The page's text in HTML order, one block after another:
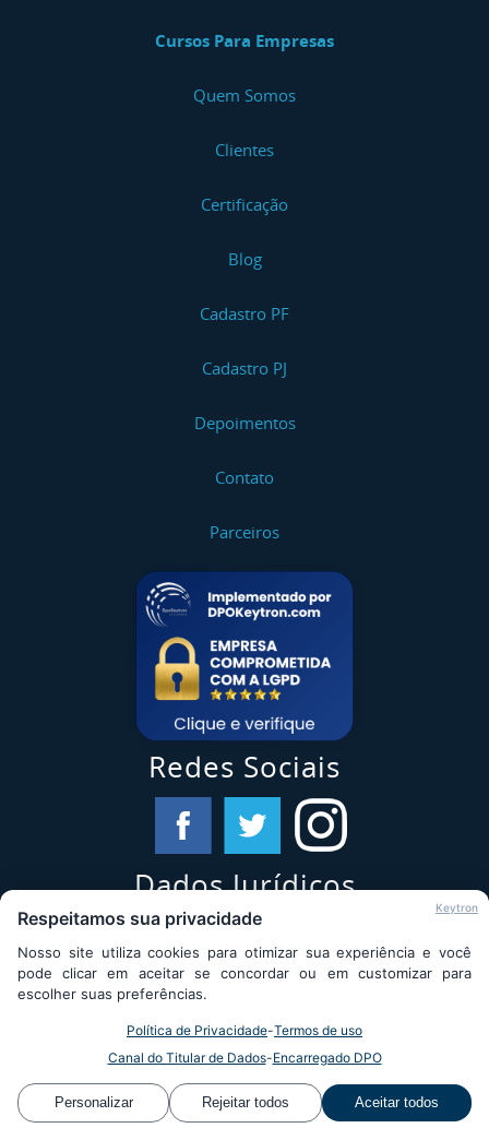
Trabalho PEMT - Reciclagem
Curso NR 20 Iniciação
Curso NR 20 Específico
Curso Segurança Na Exposição Ocupacional Ao
Curso NR 34 Trabalho Na Indústria Da
Construção, Reparação E Desmonte Naval -
Curso NR 34 Trabalho Na Indústria Da
Construção, Reparação E Desmonte Naval -
Curso NR 34 Observador De Trabalhos A Quente
Com Solda, Maçarico E Máquinas Portáteis
Rotativas
Curso Direção Defensiva
Cursos Para Empresas
Quem Somos
Clientes
Certificação
Blog
Cadastro PF
Cadastro PJ
Depoimentos
Contato
Parceiros
Redes Sociais
Dados Jurídicos
Razão Social:
Instituto Santa Catarina LTDA
Ramo de Atividade:
Cursos e treinamentos profissionais
Certificado
Verifique a autenticidade de certificados emitidos pelo
Instituto Santa Catarina.
Keytron
Respeitamos sua privacidade
Nosso site utiliza cookies para otimizar sua experiência e você
pode clicar em aceitar se concordar ou em customizar para
escolher suas preferências.
Política de Privacidade-Termos de uso
Canal do Titular de Dados-Encarregado DPO
Personalizar Rejeitar todos Aceitar todos